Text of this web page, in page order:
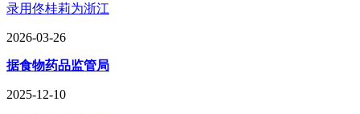
录用佟桂莉为浙江
2026-03-26
据食物药品监管局
2025-12-10